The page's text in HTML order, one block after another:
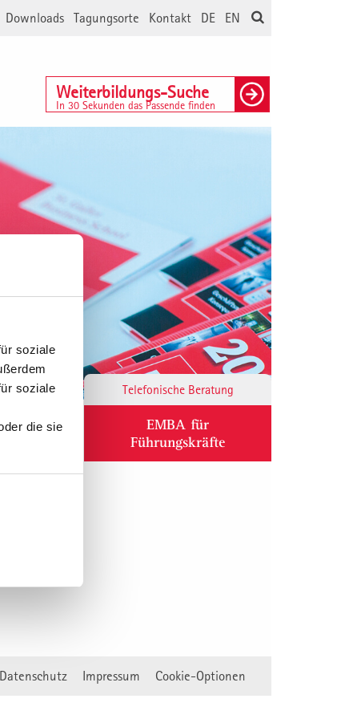
soziale
soziale
die sie
EN
DE
Kontakt
Tagungsorte
Downloads
Weiterbildungs-Suche
In 30 Sekunden das Passende finden
Telefonische Beratung
EMBA für
Führungskräfte
Datenschutz Impressum Cookie-Optionen